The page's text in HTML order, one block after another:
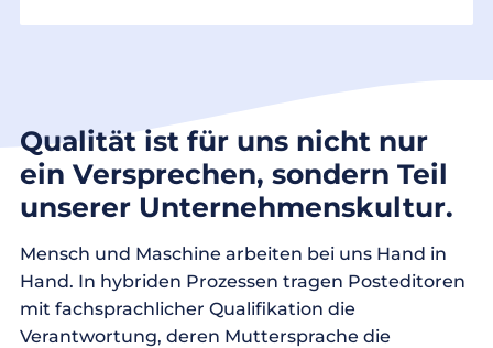
Qualität ist für uns nicht nur
ein Versprechen, sondern Teil
unserer Unternehmenskultur.
Mensch und Maschine arbeiten bei uns Hand in
Hand. In hybriden Prozessen tragen Posteditoren
mit fachsprachlicher Qualifikation die
Verantwortung, deren Muttersprache die